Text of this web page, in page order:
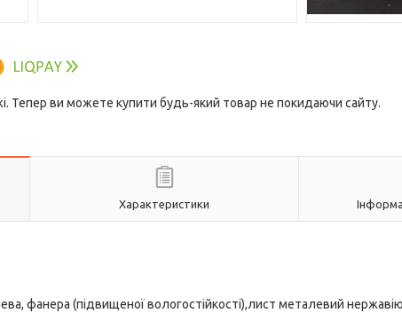
Тепер ви можете купити будь-який товар не покидаючи сайту.
Характеристики
фанера (підвищеної вологостійкості),лист металевий